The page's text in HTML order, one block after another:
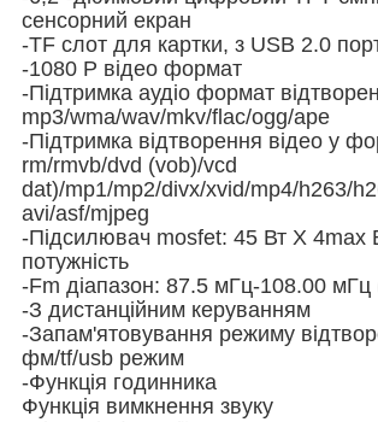
сенсорний екран
-TF слот для картки, з USB 2.0
-1080 P відео формат
-Підтримка аудіо формат
mp3/wma/wav/mkv/flac/ogg/ape
-Підтримка відтворення відео у
rm/rmvb/dvd (vob)/vcd
dat)/mp1/mp2/divx/xvid/mp4/h263/
avi/asf/mjpeg
-Підсилювач mosfet: 45 Вт X 4max
потужність
-Fm діапазон: 87.5 мГц-108.00
-З дистанційним керуванням
-Запам'ятовування режиму
фм/tf/usb режим
-Функція годинника
Функція вимкнення звуку